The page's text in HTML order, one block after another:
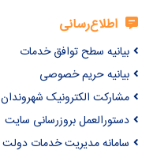
اطلاع‌رسانی
بیانیه سطح توافق خدمات
بیانیه حریم خصوصی
مشارکت الکترونیک شهروندان
دستورالعمل بروزرسانی سایت
سامانه مدیریت خدمات دولت